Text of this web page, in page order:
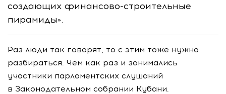
создающих финансово-строительные
пирамиды».
Раз люди так говорят, то с этим тоже нужно
разбираться. Чем как раз и занимались
участники парламентских слушаний
в Законодательном собрании Кубани.